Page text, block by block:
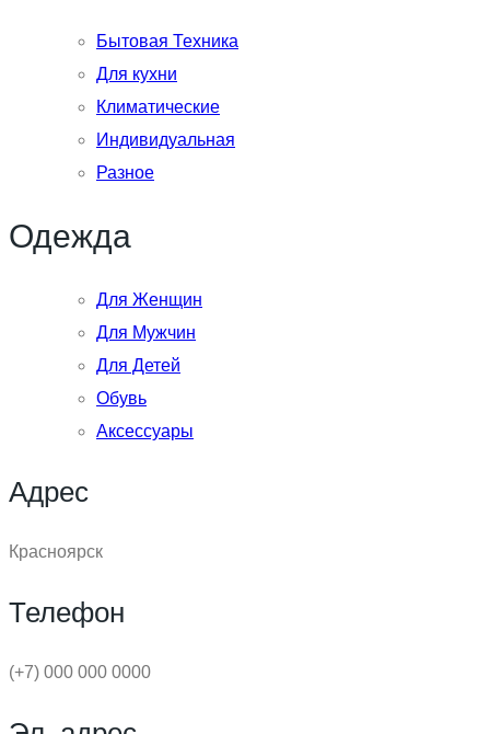
Бытовая Техника
Для кухни
Климатические
Индивидуальная
Разное
Одежда
Для Женщин
Для Мужчин
Для Детей
Обувь
Аксессуары
Адрес
Красноярск
Телефон
(+7) 000 000 0000